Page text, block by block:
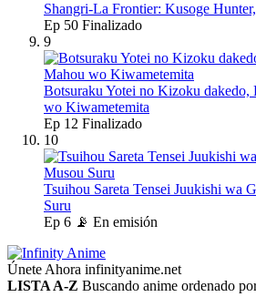
Shangri-La Frontier: Kusoge
Ep 50 Finalizado
9
Botsuraku Yotei no Kizoku dakedo,
wo Kiwametemita
Ep 12 Finalizado
10
Tsuihou Sareta Tensei Juukishi wa
Suru
Ep 6 📡 En emisión
Únete Ahora infinityanime.net
LISTA A-Z Buscando anime ordenado